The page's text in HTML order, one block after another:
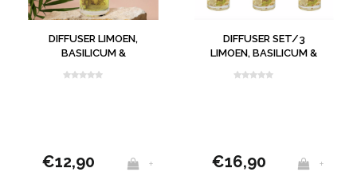
DIFFUSER LIMOEN,
BASILICUM &
€12,90 +
DIFFUSER SET/3
LIMOEN, BASILICUM &
€16,90 +